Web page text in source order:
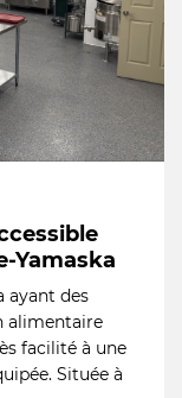
Yamaska
ayant des
alimentaire
facilité à une
Située à